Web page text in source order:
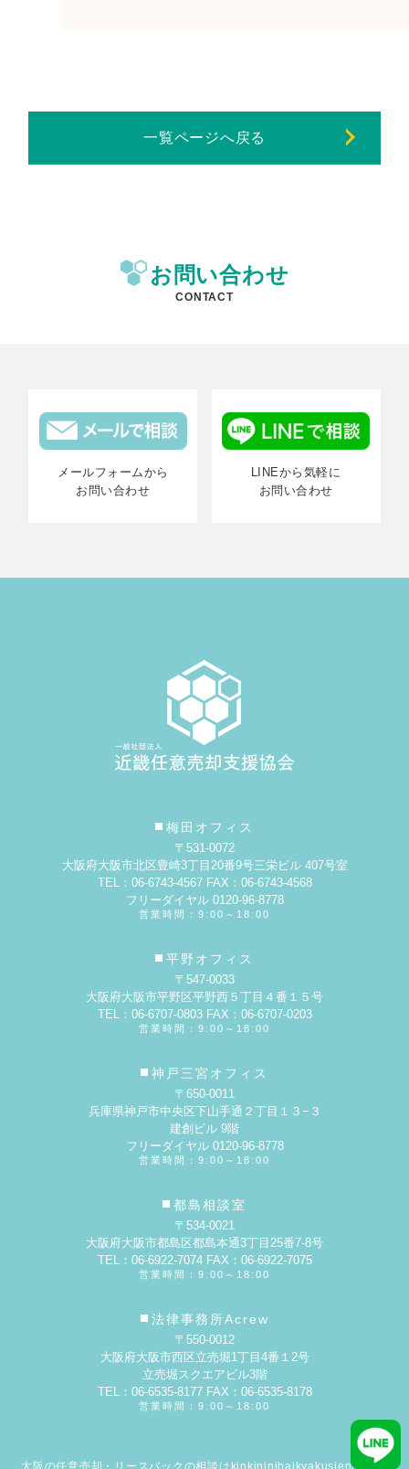
一覧ページへ戻る
お問い合わせ
CONTACT
メールフォームから
お問い合わせ
LINEから気軽に
お問い合わせ
梅田オフィス
〒531-0072
大阪府大阪市北区豊崎3丁目20番9号三栄ビル 407号室
TEL：06-6743-4567 FAX：06-6743-4568
フリーダイヤル 0120-96-8778
営業時間：9:00～18:00
平野オフィス
〒547-0033
大阪府大阪市平野区平野西５丁目４番１５号
TEL：06-6707-0803 FAX：06-6707-0203
営業時間：9:00～18:00
神戸三宮オフィス
〒650-0011
兵庫県神戸市中央区下山手通２丁目１３−３
建創ビル 9階
フリーダイヤル 0120-96-8778
営業時間：9:00～18:00
都島相談室
〒534-0021
大阪府大阪市都島区都島本通3丁目25番7-8号
TEL：06-6922-7074 FAX：06-6922-7075
営業時間：9:00～18:00
法律事務所Acrew
〒550-0012
大阪府大阪市西区立売堀1丁目4番１2号
立売堀スクエアビル3階
TEL：06-6535-8177 FAX：06-6535-8178
営業時間：9:00～18:00